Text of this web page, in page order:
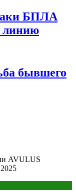
БПЛА
линию
бывшего
AVULUS